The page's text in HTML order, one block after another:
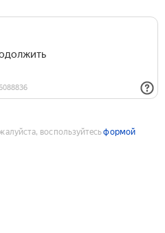
воспользуйтесьформой